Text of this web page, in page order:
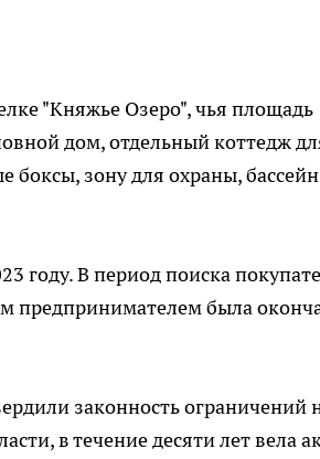
"Княжье Озеро", чья площадь
дом, отдельный коттедж
зону для охраны,
году. В период поиска
предпринимателем была
законность ограничений
в течение десяти лет вела